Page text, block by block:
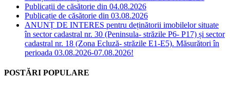
Publicații de căsătorie din 04.08.2026
Publicație de căsătorie din 03.08.2026
ANUNȚ DE INTERES pentru deținătorii imobilelor situate
în sector cadastral nr. 30 (Peninsula- străzile P6- P17) și sector
cadastral nr. 18 (Zona Ecluză- străzile E1-E5). Măsurători în
perioada 03.08.2026-07.08.2026!
POSTĂRI POPULARE